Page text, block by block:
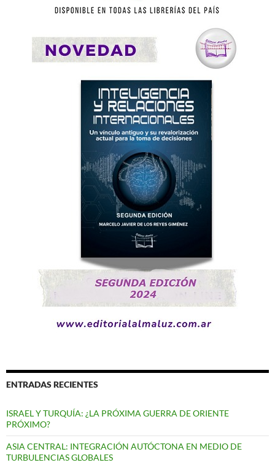
ENTRADAS RECIENTES
ISRAEL Y TURQUÍA: ¿LA PRÓXIMA GUERRA DE ORIENTE
PRÓXIMO?
ASIA CENTRAL: INTEGRACIÓN AUTÓCTONA EN MEDIO DE
TURBULENCIAS GLOBALES